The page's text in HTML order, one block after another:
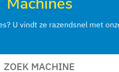
U vindt ze razendsnel met